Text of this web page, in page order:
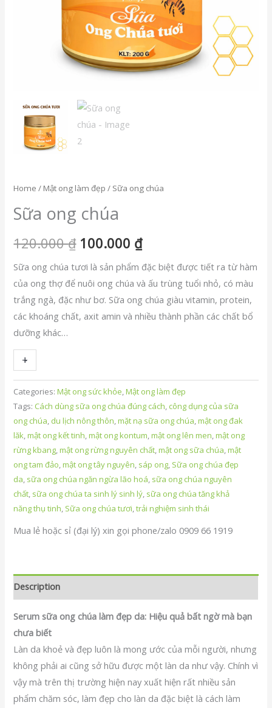
Home / Mật ong làm đẹp / Sữa ong chúa
Sữa ong chúa
120.000₫ 100.000 ₫
Sữa ong chúa tươi là sản phẩm đặc biệt được tiết ra từ hàm
của ong thợ để nuôi ong chúa và ấu trùng tuổi nhỏ, có màu
trắng ngà, đặc như bơ. Sữa ong chúa giàu vitamin, protein,
các khoáng chất, axit amin và nhiều thành phần các chất bổ
dưỡng khác…
-
+
Categories:Mật ong sức khỏe,Mật ong làm đẹp
Tags: Cách dùng sữa ong chúa đúng cách, công dụng của sữa
ong chúa, du lịch nông thôn,mặt nạ sữa ong chúa,mật ong đak
lăk,mật ong kết tinh,mật ong kontum,mật ong lên men,mật ong
rừng kbang,mật ong rừng nguyên chất,mật ong sữa chúa,mật
ong tam đảo,mật ong tây nguyên, sáp ong, Sữa ong chúa đẹp
da, sữa ong chúa ngăn ngừa lão hoá, sữa ong chúa nguyên
chất, sữa ong chúa ta sinh lý sinh lý, sữa ong chúa tăng khả
năng thụ tinh, Sữa ong chúa tươi,trải nghiệm sinh thái
Mua lẻ hoặc sỉ (đại lý) xin gọi phone/zalo 0909 66 1919
Description
Serum sữa ong chúa làm đẹp da: Hiệu quả bất ngờ mà bạn
chưa biết
Làn da khoẻ và đẹp luôn là mong ước của mỗi người, nhưng
không phải ai cũng sở hữu được một làn da như vậy. Chính vì
vậy mà trên thị trường hiện nay xuất hiện rất nhiều sản
phẩm chăm sóc, làm đẹp cho làn da đặc biệt là cách làm